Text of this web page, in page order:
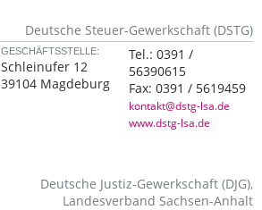
Deutsche Steuer-Gewerkschaft (DSTG)
GESCHÄFTSSTELLE:
Schleinufer 12
39104 Magdeburg
Tel.:0391 /
56390615
Fax:0391 / 5619459
kontakt@dstg-lsa.de
www.dstg-lsa.de
Deutsche Justiz-Gewerkschaft (DJG),
Landesverband Sachsen-Anhalt